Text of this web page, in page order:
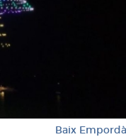
Baix Empordà